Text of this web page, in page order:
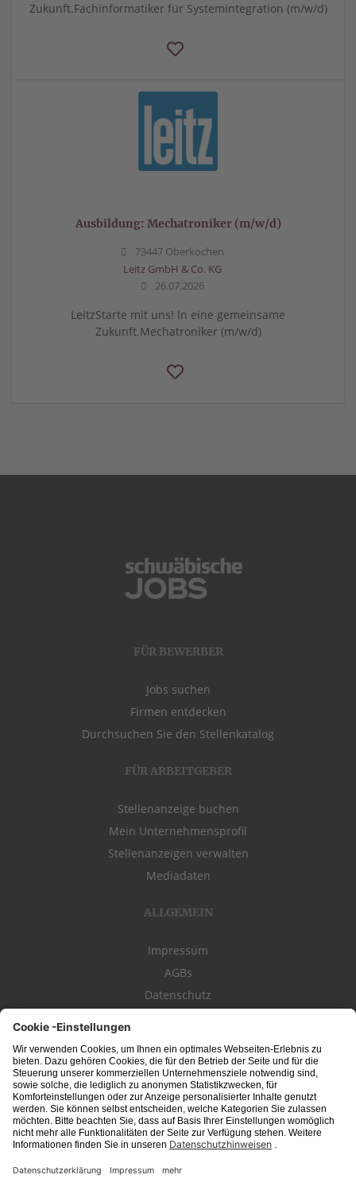
Zukunft.Fachinformatiker für Systemintegration (m/w/d)
Ausbildung: Mechatroniker (m/w/d)
73447 Oberkochen
Leitz GmbH & Co. KG
26.07.2026
LeitzStarte mit uns! In eine gemeinsame
Zukunft.Mechatroniker (m/w/d)
FÜR BEWERBER
Jobs suchen
Firmen entdecken
Durchsuchen Sie den Stellenkatalog
FÜR ARBEITGEBER
Stellenanzeige buchen
Mein Unternehmensprofil
Stellenanzeigen verwalten
Mediadaten
ALLGEMEIN
Impressum
AGBs
Datenschutz
schwäbischeJOBS - die Stellenbörse für die RegionBodensee, Schwaben,
Ostalbund Allgäu. Alle Jobs im Süden!
Auszubildende, Berufseinsteiger, Fachkräfte und Führungskräfte! Aktuelle